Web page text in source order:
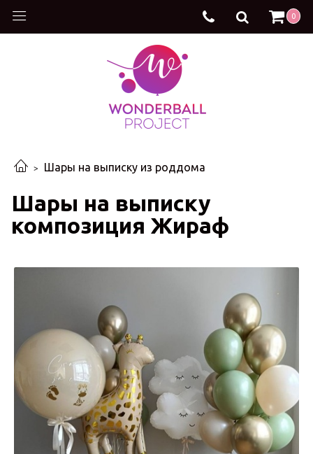
0
Шары на выписку из роддома
Шары на выписку
композиция Жираф